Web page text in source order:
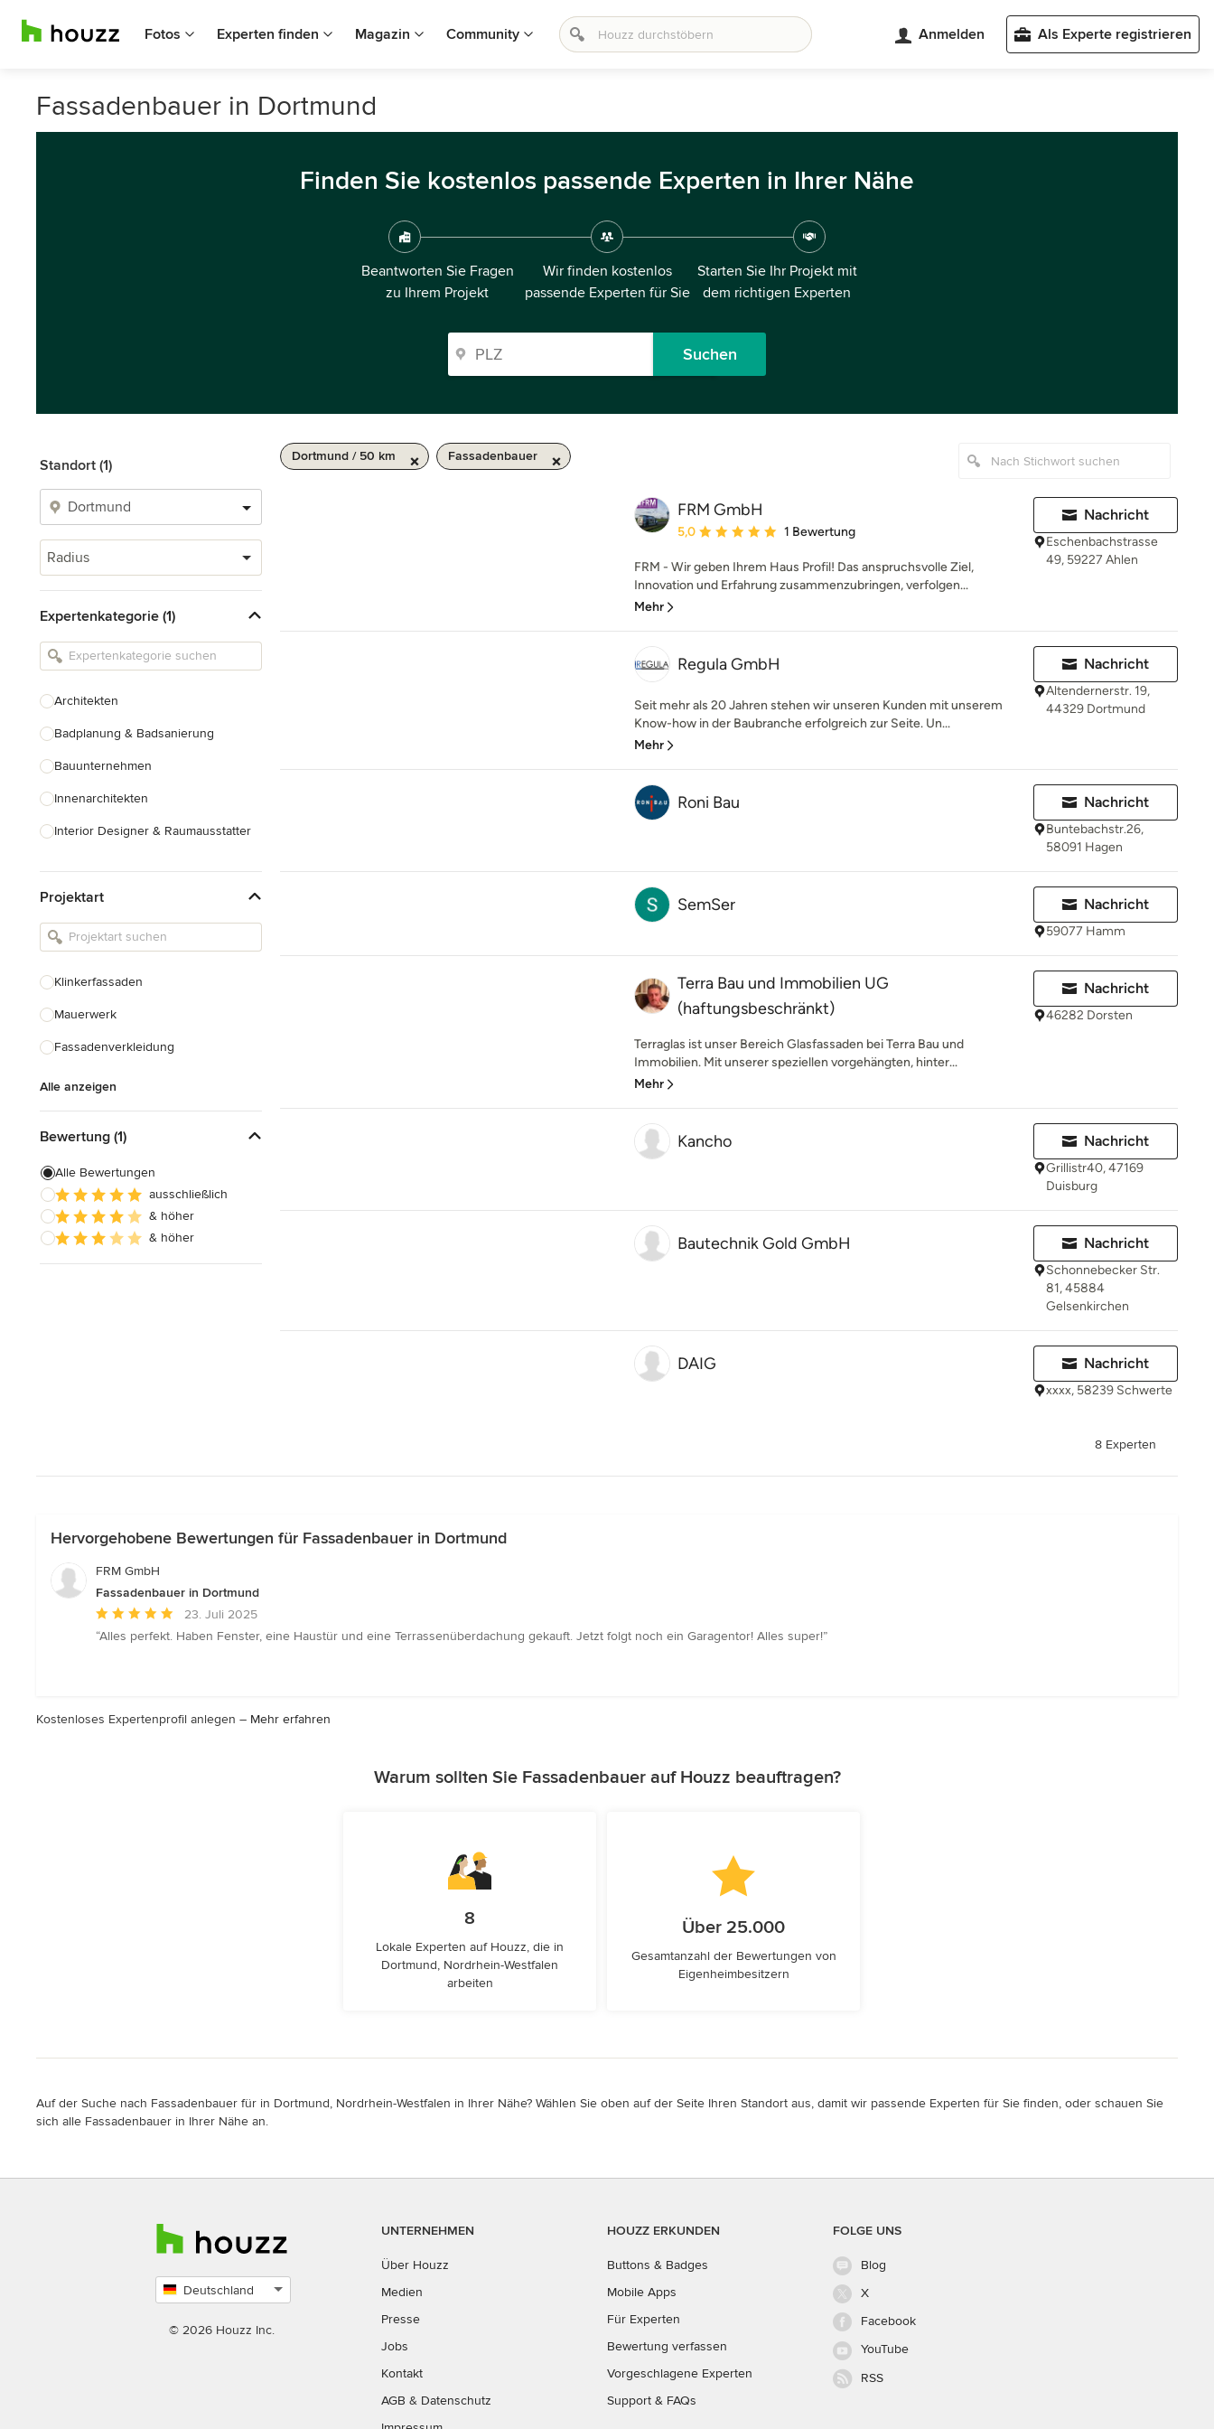
Fotos Experten finden Magazin Community Anmelden Als Experte registrieren
Fassadenbauer in Dortmund
Finden Sie kostenlos passende Experten in Ihrer Nähe
Beantworten Sie Fragen
zu Ihrem Projekt
Wir finden kostenlos
passende Experten für Sie
Starten Sie Ihr Projekt mit
dem richtigen Experten
Suchen
Standort (1)
Radius
Expertenkategorie (1)
Architekten
Badplanung & Badsanierung
Bauunternehmen
Innenarchitekten
Interior Designer & Raumausstatter
Landschaftsarchitekten
Armaturen & Sanitärbedarf
Projektart
Klinkerfassaden
Mauerwerk
Fassadenverkleidung
Alle anzeigen
Bewertung (1)
Alle Bewertungen
ausschließlich
& höher
& höher
Dortmund / 50 km Fassadenbauer
FRM GmbH
Durchschnittliche Bewertung: 5 von 5 Sternen
5,0 1 Bewertung
FRM - Wir geben Ihrem Haus Profil! Das anspruchsvolle Ziel,
Innovation und Erfahrung zusammenzubringen, verfolgen...
Mehr
Nachricht
Eschenbachstrasse
49, 59227 Ahlen
Regula GmbH
Seit mehr als 20 Jahren stehen wir unseren Kunden mit unserem
Know-how in der Baubranche erfolgreich zur Seite. Un...
Mehr
Nachricht
Altendernerstr. 19,
44329 Dortmund
Roni Bau Nachricht
Buntebachstr.26,
58091 Hagen
SemSer Nachricht
59077 Hamm
Terra Bau und Immobilien UG
(haftungsbeschränkt)
Terraglas ist unser Bereich Glasfassaden bei Terra Bau und
Immobilien. Mit unserer speziellen vorgehängten, hinter...
Mehr
Nachricht
46282 Dorsten
Kancho Nachricht
Grillistr40, 47169
Duisburg
Bautechnik Gold GmbH Nachricht
Schonnebecker Str.
81, 45884
Gelsenkirchen
DAIG Nachricht
xxxx, 58239 Schwerte
8 Experten
Hervorgehobene Bewertungen für Fassadenbauer in Dortmund
FRM GmbH
Fassadenbauer in Dortmund
Durchschnittliche
Bewertung:
23. Juli 2025
“Alles perfekt. Haben Fenster, eine Haustür und eine Terrassenüberdachung gekauft. Jetzt folgt noch ein Garagentor! Alles super!”
Kostenloses Expertenprofil anlegen – Mehr erfahren
Warum sollten Sie Fassadenbauer auf Houzz beauftragen?
8
Lokale Experten auf Houzz, die in
Dortmund, Nordrhein-Westfalen
arbeiten
Über 25.000
Gesamtanzahl der Bewertungen von
Eigenheimbesitzern
Auf der Suche nach Fassadenbauer für in Dortmund, Nordrhein-Westfalen in Ihrer Nähe? Wählen Sie oben auf der Seite Ihren Standort aus, damit wir passende Experten für Sie finden, oder schauen Sie
sich alle Fassadenbauer in Ihrer Nähe an.
Deutschland
auswählen
© 2026 Houzz Inc.
UNTERNEHMEN
Über Houzz
Medien
Presse
Jobs
Kontakt
AGB & Datenschutz
HOUZZ ERKUNDEN
Buttons & Badges
Mobile Apps
Für Experten
Bewertung verfassen
Vorgeschlagene Experten
Support & FAQs
FOLGE UNS
Blog
X
Facebook
YouTube
RSS